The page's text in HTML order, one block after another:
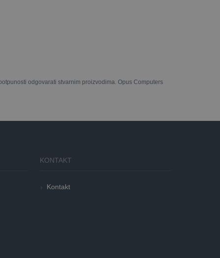
odgovarati stvarnim proizvodima. Opus Computers
KONTAKT
Kontakt